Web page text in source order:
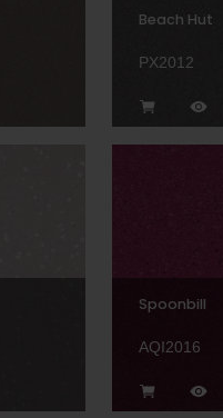
Beach Hut
PX2012
Spoonbill
AQI2016